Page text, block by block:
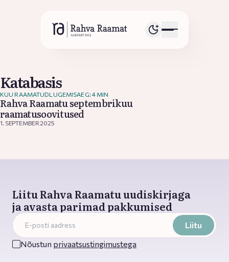
Katabasis
KUU RAAMATUDLUGEMISAEG: 4 MIN
Rahva Raamatu septembrikuu
raamatusoovitused
1. SEPTEMBER 2025
Liitu Rahva Raamatu uudiskirjaga
ja avasta parimad pakkumised
Liitu
Nõustun privaatsustingimustega